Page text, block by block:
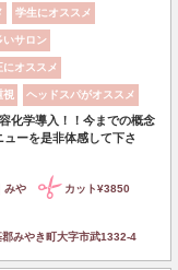
学生にオススメ
いサロン
にオススメ
視 ヘッドスパがオススメ
化学導入！！今までの概念
ューを是非体感して下さ
みや
カット¥3850
みやき町大字市武1332-4